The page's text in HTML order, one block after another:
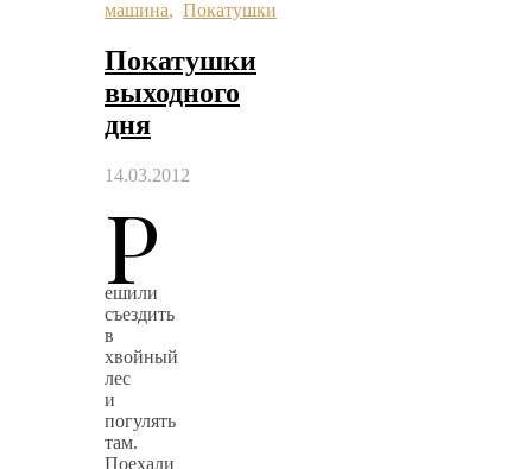
машина, Покатушки
Покатушки
выходного
дня
14.03.2012
Р
ешили
съездить
в
хвойный
лес
и
погулять
там.
Поехали